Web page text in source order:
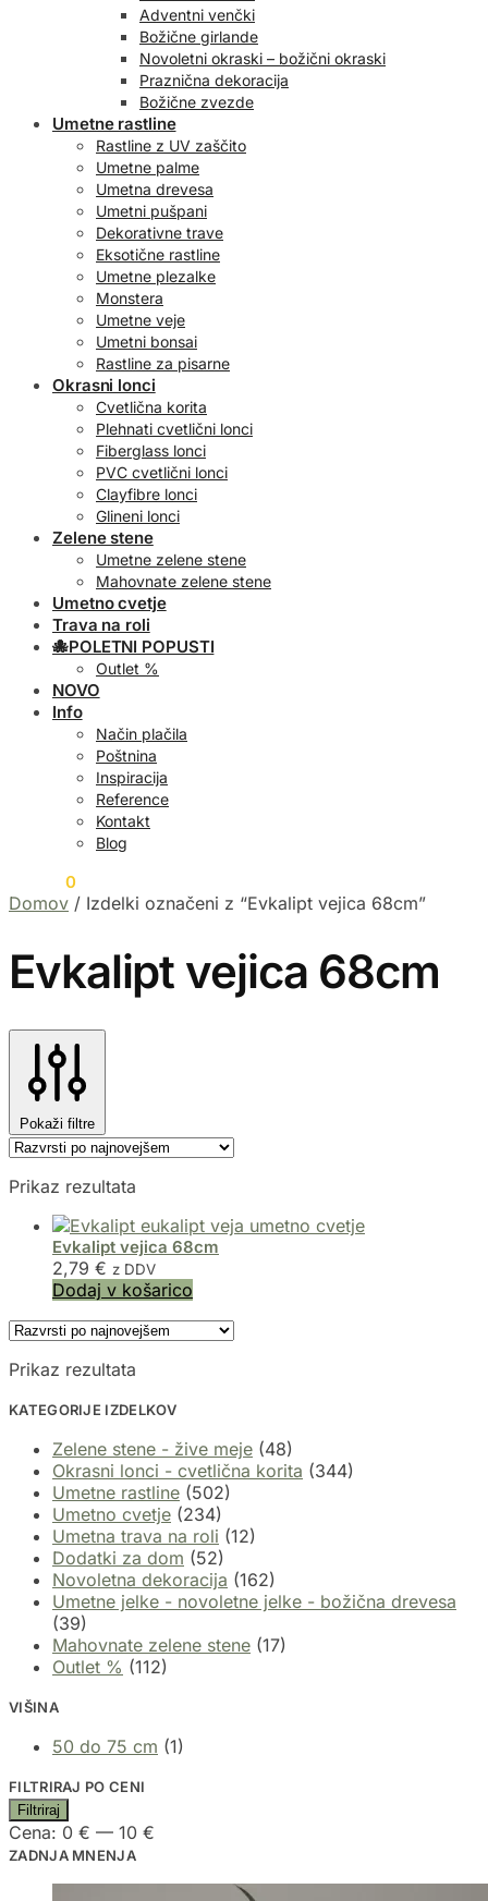
Adventni venčki
Božične girlande
Novoletni okraski – božični okraski
Praznična dekoracija
Božične zvezde
Umetne rastline
Rastline z UV zaščito
Umetne palme
Umetna drevesa
Umetni pušpani
Dekorativne trave
Eksotične rastline
Umetne plezalke
Monstera
Umetne veje
Umetni bonsai
Rastline za pisarne
Okrasni lonci
Cvetlična korita
Plehnati cvetlični lonci
Fiberglass lonci
PVC cvetlični lonci
Clayfibre lonci
Glineni lonci
Zelene stene
Umetne zelene stene
Mahovnate zelene stene
Umetno cvetje
Trava na roli
🐙POLETNI POPUSTI
Outlet %
NOVO
Info
Način plačila
Poštnina
Inspiracija
Reference
Kontakt
Blog
0
Domov / Izdelki označeni z “Evkalipt vejica 68cm”
Evkalipt vejica 68cm
Pokaži filtre
Prikaz rezultata
Evkalipt vejica 68cm
2,79 € z DDV
Dodaj v košarico
Prikaz rezultata
KATEGORIJE IZDELKOV
Zelene stene - žive meje (48)
Okrasni lonci - cvetlična korita (344)
Umetne rastline (502)
Umetno cvetje (234)
Umetna trava na roli (12)
Dodatki za dom (52)
Novoletna dekoracija (162)
Umetne jelke - novoletne jelke - božična drevesa
(39)
Mahovnate zelene stene (17)
Outlet % (112)
VIŠINA
50 do 75 cm (1)
FILTRIRAJ PO CENI
Filtriraj
Cena: 0 € — 10 €
ZADNJA MNENJA